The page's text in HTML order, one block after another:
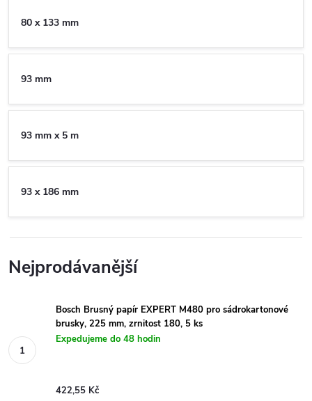
80 x 133 mm
93 mm
93 mm x 5 m
93 x 186 mm
Nejprodávanější
Bosch Brusný papír EXPERT M480 pro sádrokartonové
brusky, 225 mm, zrnitost 180, 5 ks
Expedujeme do 48 hodin
422,55 Kč